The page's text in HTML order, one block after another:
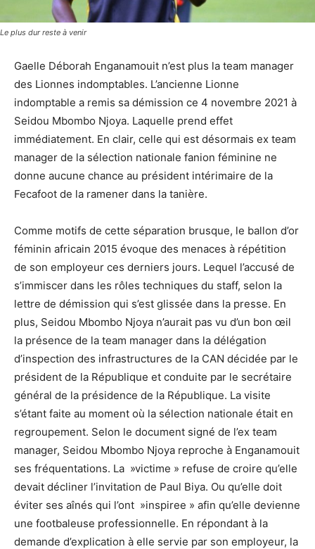
Le plus dur reste à venir
Gaelle Déborah Enganamouit n’est plus la team manager
des Lionnes indomptables. L’ancienne Lionne
indomptable a remis sa démission ce 4 novembre 2021 à
Seidou Mbombo Njoya. Laquelle prend effet
immédiatement. En clair, celle qui est désormais ex team
manager de la sélection nationale fanion féminine ne
donne aucune chance au président intérimaire de la
Fecafoot de la ramener dans la tanière.
Comme motifs de cette séparation brusque, le ballon d’or
féminin africain 2015 évoque des menaces à répétition
de son employeur ces derniers jours. Lequel l’accusé de
s’immiscer dans les rôles techniques du staff, selon la
lettre de démission qui s’est glissée dans la presse. En
plus, Seidou Mbombo Njoya n’aurait pas vu d’un bon œil
la présence de la team manager dans la délégation
d’inspection des infrastructures de la CAN décidée par le
président de la République et conduite par le secrétaire
général de la présidence de la République. La visite
s’étant faite au moment où la sélection nationale était en
regroupement. Selon le document signé de l’ex team
manager, Seidou Mbombo Njoya reproche à Enganamouit
ses fréquentations. La »victime » refuse de croire qu’elle
devait décliner l’invitation de Paul Biya. Ou qu’elle doit
éviter ses aînés qui l’ont »inspiree » afin qu’elle devienne
une footbaleuse professionnelle. En répondant à la
demande d’explication à elle servie par son employeur, la